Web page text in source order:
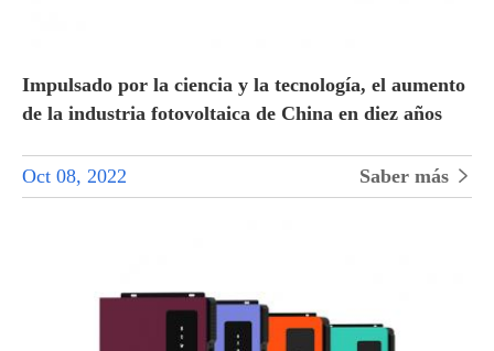
Impulsado por la ciencia y la tecnología, el aumento
de la industria fotovoltaica de China en diez años
Oct 08, 2022 Saber más 